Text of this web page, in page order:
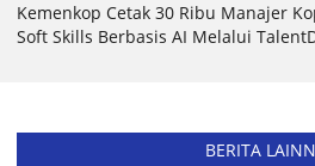
Kemenkop Cetak 30 Ribu Manajer
Soft Skills Berbasis AI Melalui
BERITA